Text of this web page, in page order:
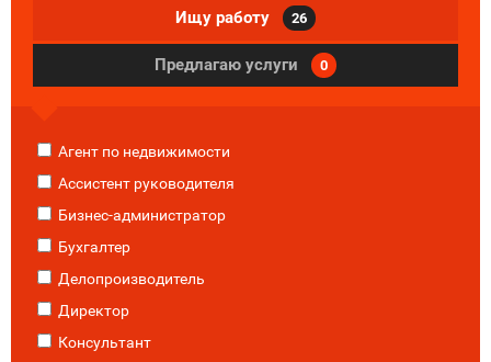
Ищу работу 26
Предлагаю услуги 0
Агент по недвижимости
Ассистент руководителя
Бизнес-администратор
Бухгалтер
Делопроизводитель
Директор
Консультант